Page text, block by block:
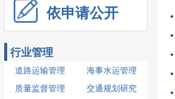
依申请公开
行业管理
道路运输管理
海事水运管理
质量监督管理
交通规划研究